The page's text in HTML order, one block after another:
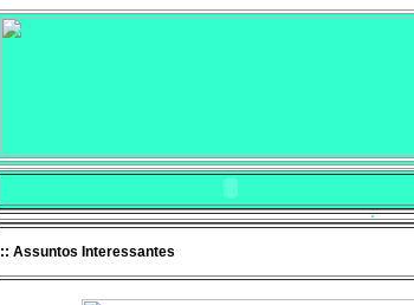
:: Assuntos Interessantes